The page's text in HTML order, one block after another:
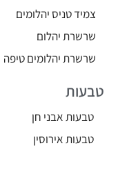
צמיד טניס יהלומים
שרשרת יהלום
שרשרת יהלומים טיפה
טבעות
טבעות אבני חן
טבעות אירוסין